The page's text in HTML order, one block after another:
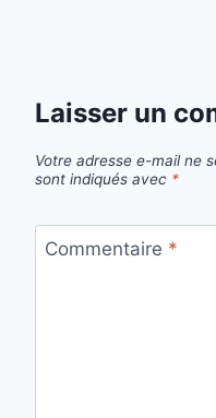
Laisser un
Votre adresse e-mail ne
sont indiqués avec *
Commentaire *